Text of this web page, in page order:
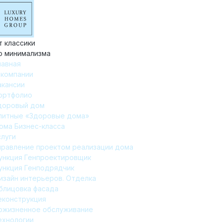
классики
минимализма
дом
«Здоровые дома»
Бизнес-класса
проектом реализации дома
Генпроектировщик
Генподрядчик
интерьеров. Отделка
фасада
обслуживание